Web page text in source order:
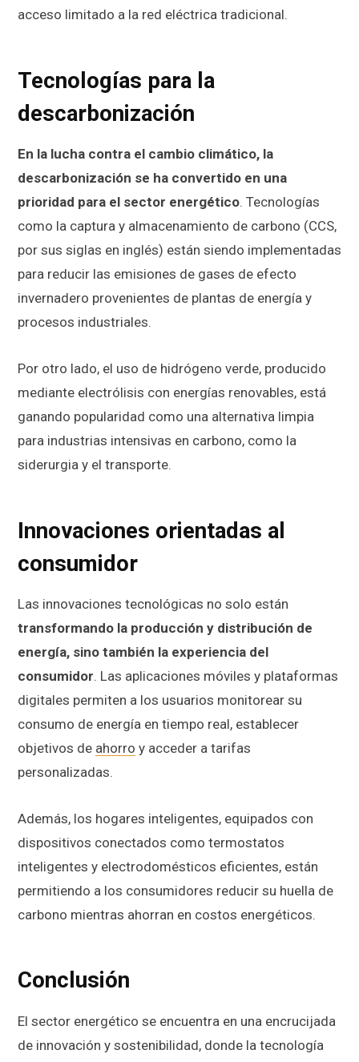
acceso limitado a la red eléctrica tradicional.
Tecnologías para la
descarbonización
En la lucha contra el cambio climático, la
descarbonización se ha convertido en una
prioridad para el sector energético. Tecnologías
como la captura y almacenamiento de carbono (CCS,
por sus siglas en inglés) están siendo implementadas
para reducir las emisiones de gases de efecto
invernadero provenientes de plantas de energía y
procesos industriales.
Por otro lado, el uso de hidrógeno verde, producido
mediante electrólisis con energías renovables, está
ganando popularidad como una alternativa limpia
para industrias intensivas en carbono, como la
siderurgia y el transporte.
Innovaciones orientadas al
consumidor
Las innovaciones tecnológicas no solo están
transformando la producción y distribución de
energía, sino también la experiencia del
consumidor. Las aplicaciones móviles y plataformas
digitales permiten a los usuarios monitorear su
consumo de energía en tiempo real, establecer
objetivos de ahorro y acceder a tarifas
personalizadas.
Además, los hogares inteligentes, equipados con
dispositivos conectados como termostatos
inteligentes y electrodomésticos eficientes, están
permitiendo a los consumidores reducir su huella de
carbono mientras ahorran en costos energéticos.
Conclusión
El sector energético se encuentra en una encrucijada
de innovación y sostenibilidad, donde la tecnología